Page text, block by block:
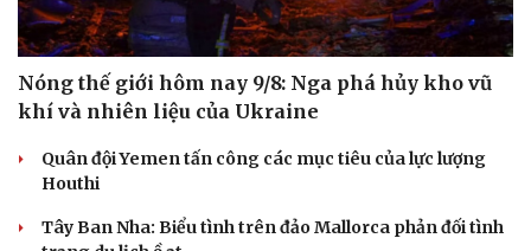
Nóng thế giới hôm nay 9/8: Nga phá hủy kho vũ
khí và nhiên liệu của Ukraine
Quân đội Yemen tấn công các mục tiêu của lực lượng
Houthi
Tây Ban Nha: Biểu tình trên đảo Mallorca phản đối tình